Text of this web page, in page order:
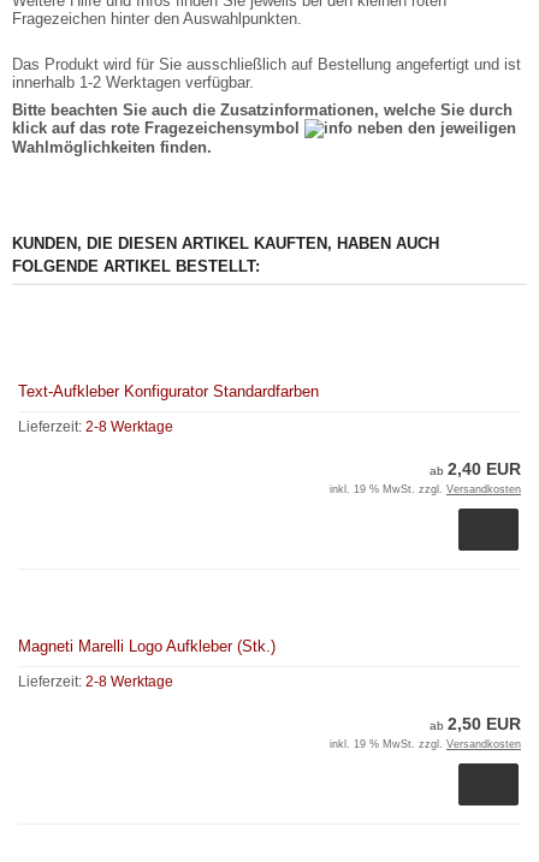
Fragezeichen hinter den Auswahlpunkten.
Das Produkt wird für Sie ausschließlich auf Bestellung angefertigt und ist
innerhalb 1-2 Werktagen verfügbar.
Bitte beachten Sie auch die Zusatzinformationen, welche Sie durch
klick auf das rote Fragezeichensymbol
neben den jeweiligen
Wahlmöglichkeiten finden.
KUNDEN, DIE DIESEN ARTIKEL KAUFTEN, HABEN AUCH
FOLGENDE ARTIKEL BESTELLT:
Text-Aufkleber Konfigurator Standardfarben
Lieferzeit: 2-8 Werktage
ab 2,40 EUR
inkl. 19 % MwSt. zzgl. Versandkosten
Magneti Marelli Logo Aufkleber (Stk.)
Lieferzeit: 2-8 Werktage
ab 2,50 EUR
inkl. 19 % MwSt. zzgl. Versandkosten